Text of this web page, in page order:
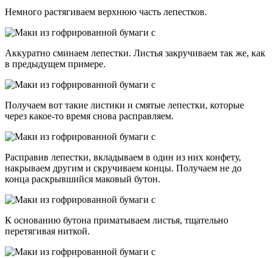
Немного растягиваем верхнюю часть лепестков.
Аккуратно сминаем лепестки. Листья закручиваем так же, как
в предыдущем примере.
Получаем вот такие листики и смятые лепестки, которые
через какое-то время снова расправляем.
Расправив лепестки, вкладываем в один из них конфету,
накрываем другим и скручиваем концы. Получаем не до
конца раскрывшийся маковый бутон.
К основанию бутона приматываем листья, тщательно
перетягивая ниткой.